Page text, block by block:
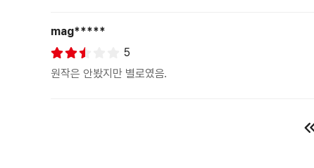
mag*****
5
원작은 안봤지만 별로였음.